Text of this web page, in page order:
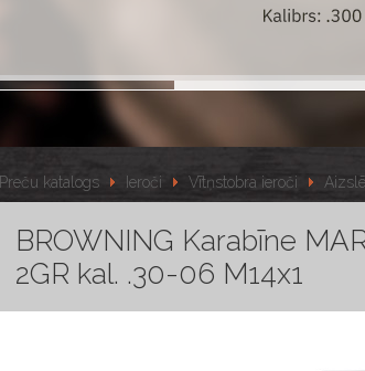
Preču katalogs Ieroči Vītņstobra ieroči
BROWNING Karabīne
2GR kal. .30-06 M14x1